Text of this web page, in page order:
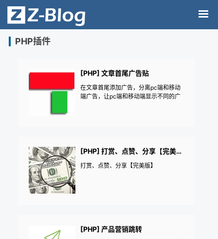
PHP插件
[PHP] 文章首尾广告贴
在文章首尾添加广告，分离pc端和移动
端广告，让pc端和移动端显示不同的广
[PHP] 打赏、点赞、分享【完美版】
打赏、点赞、分享【完美版】
[PHP] 产品营销跳转